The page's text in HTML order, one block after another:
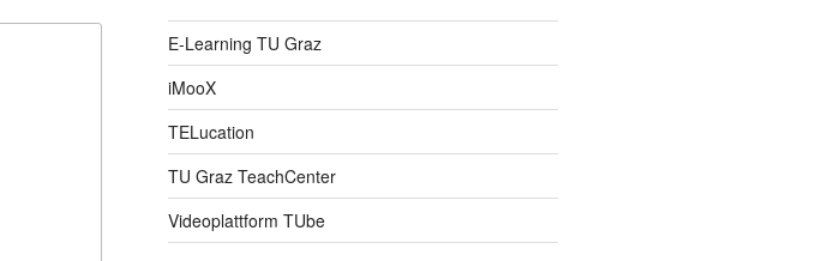
E-Learning TU Graz
iMooX
TELucation
TU Graz TeachCenter
Videoplattform TUbe